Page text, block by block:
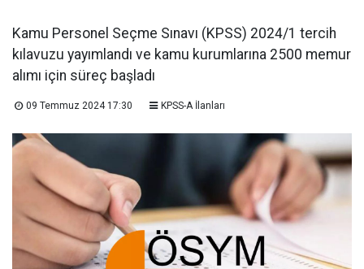
Kamu Personel Seçme Sınavı (KPSS) 2024/1 tercih
kılavuzu yayımlandı ve kamu kurumlarına 2500 memur
alımı için süreç başladı
09 Temmuz 2024 17:30 KPSS-A İlanları